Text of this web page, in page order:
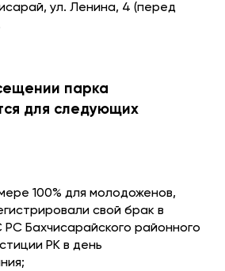
ул. Ленина, 4 (перед
парка
для следующих
100% для молодоженов,
свой брак в
РС Бахчисарайского районного
РК в день